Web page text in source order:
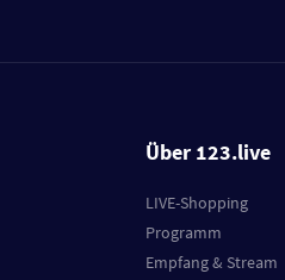
Über 123.live
LIVE-Shopping
Programm
Empfang & Stream